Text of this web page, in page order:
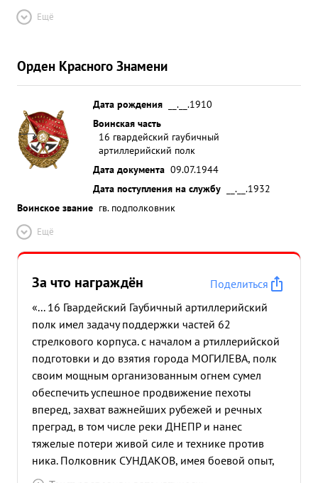
Ещё
Орден Красного Знамени
Дата рождения
__.__.1910
Воинская часть
16 гвардейский гаубичный
артиллерийский полк
Дата документа 09.07.1944
Дата поступления на службу
__.__.1932
Воинское звание гв. подполковник
Ещё
За что награждён
Поделиться
«... 16 Гвардейский Гаубичный артиллерийский
полк имел задачу поддержки частей 62
стрелкового корпуса. с началом а ртиллерийской
подготовки и до взятия города МОГИЛЕВА, полк
своим мощным организованным огнем сумел
обеспечить успешное продвижение пехоты
вперед, захват важнейших рубежей и речных
преград, в том числе реки ДНЕПР и нанес
тяжелые потери живой силе и технике против
ника. Полковник СУНДАКОВ, имея боевой опыт,
умело разрешал вопросы взаимодействия с